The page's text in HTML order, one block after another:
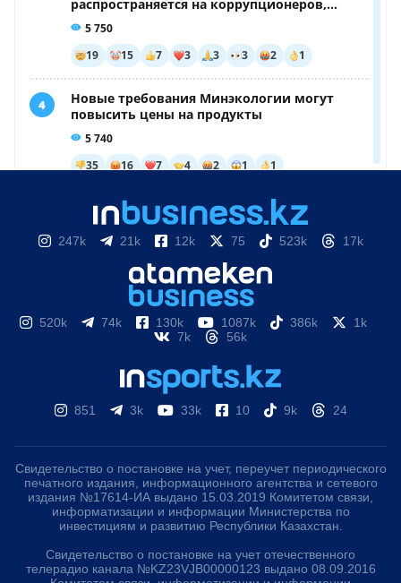
247k 21k 12k 75 523k 17k
520k 74k 130k 1087k 386k
1k
7k
56k
851 3k 33k 10 9k 24
Свидетельство о постановке на учет, переучет периодического
печатного издания, информационного агентства и сетевого
издания №17614-ИА выдано 15.03.2019 Комитетом связи,
информатизации и информации Министерства по
инвестициям и развитию Республики Казахстан.
Свидетельство о постановке на учет отечественного
телерадио канала №KZ23VJB00000123 выдано 08.09.2016